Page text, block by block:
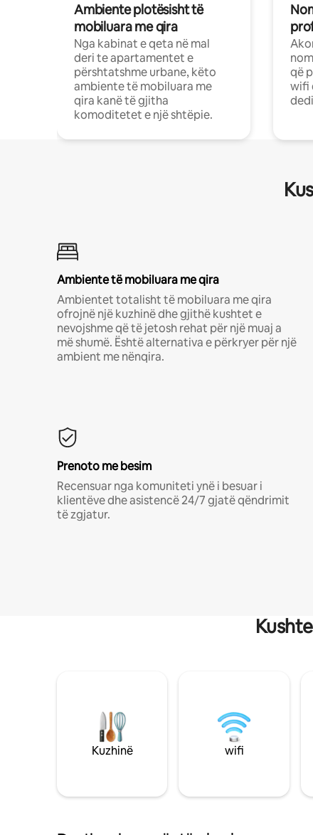
Ambiente plotësisht të
mobiluara me qira
Nga kabinat e qeta në mal
deri te apartamentet e
përshtatshme urbane, këto
ambiente të mobiluara me
qira kanë të gjitha
komoditetet e një shtëpie.
që
wifi
Ambiente të mobiluara me qira
Ambientet totalisht të mobiluara me qira
ofrojnë një kuzhinë dhe gjithë kushtet e
nevojshme që të jetosh rehat për një muaj a
më shumë. Është alternativa e përkryer për një
ambient me nënqira.
Prenoto me besim
Recensuar nga komuniteti ynë i besuar i
klientëve dhe asistencë 24/7 gjatë qëndrimit
të zgjatur.
Kuzhinë wifi